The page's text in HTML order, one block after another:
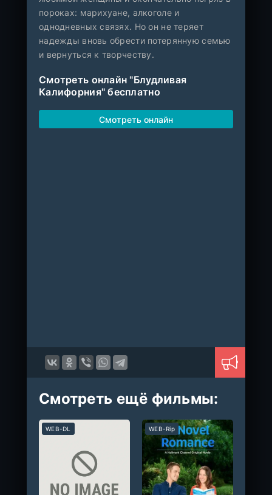
пороках: марихуане, алкоголе и
однодневных связях. Но он не теряет
надежды вновь обрести потерянную семью
и вернуться к творчеству.
Смотреть онлайн "Блудливая
Калифорния" бесплатно
Смотреть онлайн
Смотреть ещё фильмы:
WEB-DL WEB-Rip